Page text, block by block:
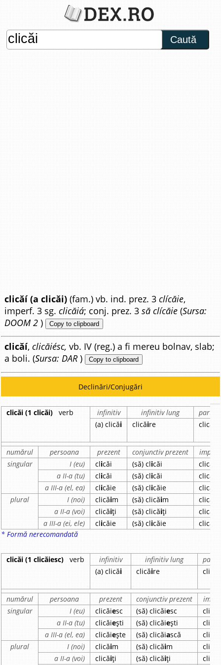
Caută
clicăí (a clicăi) (fam.) vb. ind. prez. 3clícăie,
imperf. 3 sg.clicăiá; conj. prez. 3să clícăie (Sursa:
DOOM 2 ) Copy to clipboard
clicăí,clicăiésc, vb. IV (reg.) a fi mereu bolnav, slab;
a boli. (Sursa: DAR) Copy to clipboard
Declinări/Conjugări
clicăi (1 clicăi) verb infinitiv infinitiv lung
(a) clicăi clicăire clică
numărul persoana prezent conjunctiv prezent
singular
I (eu) clicăi (să) clicăi clicăi
a II-a (tu)
clicăi (să) clicăi clicăi
a III-a (el, ea)
clicăie (să) clicăie clicăi
plural
I (noi) clicăim (să) clicăim clicăi
a II-a (voi)
clicăiți (să) clicăiți clicăi
a III-a (ei, ele)
clicăie (să) clicăie clicăi
* Formă nerecomandată
clicăi (1 clicăiesc) verb infinitiv infinitiv lung
(a) clicăi clicăire clică
numărul persoana prezent conjunctiv prezent
singular
I (eu) clicăiesc (să) clicăiesc clicăi
a II-a (tu)
clicăiești (să) clicăiești clicăi
a III-a (el, ea)
clicăiește (să) clicăiască clicăi
plural
I (noi) clicăim (să) clicăim clicăi
a II-a (voi)
clicăiți (să) clicăiți clicăi